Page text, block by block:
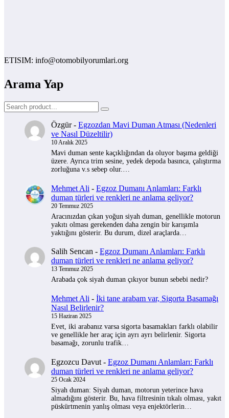
info@otomobilyorumlari.org
Arama Yap
Özgür- Egzozdan Mavi Duman Atması (Nedenleri
ve Nasıl Düzeltilir)
10 Aralık 2025
Mavi duman sente kaçıklığından da oluyor başıma geldiği
üzere. Ayrıca trim sesine, yedek depoda basınca, çalıştırma
zorluğuna v.s sebep olur.…
Mehmet Ali - Egzoz Dumanı Anlamları: Farklı
duman türleri ve renkleri ne anlama geliyor?
20 Temmuz 2025
Aracınızdan çıkan yoğun siyah duman, genellikle motorun
yakıtı olması gerekenden daha zengin bir karışımla
yaktığını gösterir. Bu durum, dizel araçlarda…
Salih Sencan - Egzoz Dumanı Anlamları: Farklı
duman türleri ve renkleri ne anlama geliyor?
13 Temmuz 2025
Arabada çok siyah duman çıkıyor bunun sebebi nedir?
Mehmet Ali - İki tane arabam var, Sigorta Basamağı
Nasıl Belirlenir?
15 Haziran 2025
Evet, iki arabanız varsa sigorta basamakları farklı olabilir
ve genellikle her araç için ayrı ayrı belirlenir. Sigorta
basamağı, zorunlu trafik…
Egzozcu Davut - Egzoz Dumanı Anlamları: Farklı
duman türleri ve renkleri ne anlama geliyor?
25 Ocak 2024
Siyah duman: Siyah duman, motorun yeterince hava
almadığını gösterir. Bu, hava filtresinin tıkalı olması, yakıt
püskürtmenin yanlış olması veya enjektörlerin…